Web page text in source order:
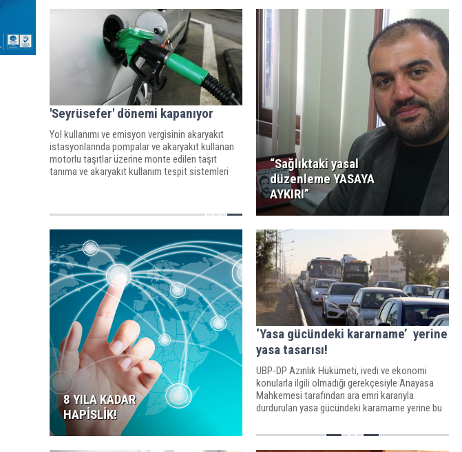
'Seyrüsefer' dönemi kapanıyor
Yol kullanımı ve emisyon vergisinin akaryakıt
istasyonlarında pompalar ve akaryakıt kullanan
motorlu taşıtlar üzerine monte edilen taşıt
tanıma ve akaryakıt kullanım tespit sistemleri
“Sağlıktaki yasal
düzenleme YASAYA
AYKIRI”
8 YILA KADAR
HAPİSLİK!
‘Yasa gücündeki kararname’ yerine
yasa tasarısı!
UBP-DP Azınlık Hükümeti, ivedi ve ekonomi
konularla ilgili olmadığı gerekçesiyle Anayasa
Mahkemesi tarafından ara emri kararıyla
durdurulan yasa gücündeki kararname yerine bu